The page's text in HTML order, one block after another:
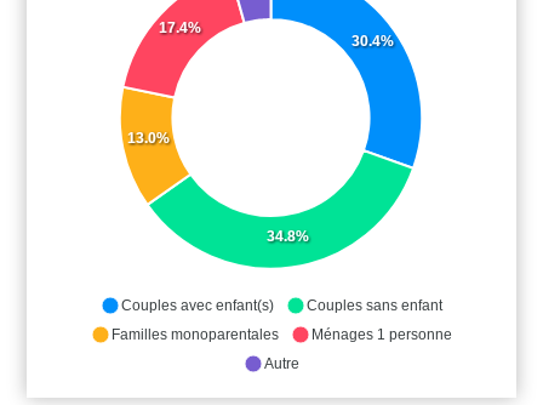
30.4%
34.8%
13.0%
17.4%
Couples avec enfant(s)
Couples sans enfant
Familles monoparentales
Ménages 1 personne
Autre